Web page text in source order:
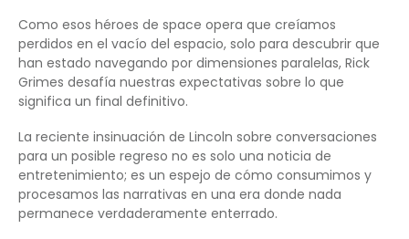
Como esos héroes de space opera que creíamos
perdidos en el vacío del espacio, solo para descubrir que
han estado navegando por dimensiones paralelas, Rick
Grimes desafía nuestras expectativas sobre lo que
significa un final definitivo.
La reciente insinuación de Lincoln sobre conversaciones
para un posible regreso no es solo una noticia de
entretenimiento; es un espejo de cómo consumimos y
procesamos las narrativas en una era donde nada
permanece verdaderamente enterrado.